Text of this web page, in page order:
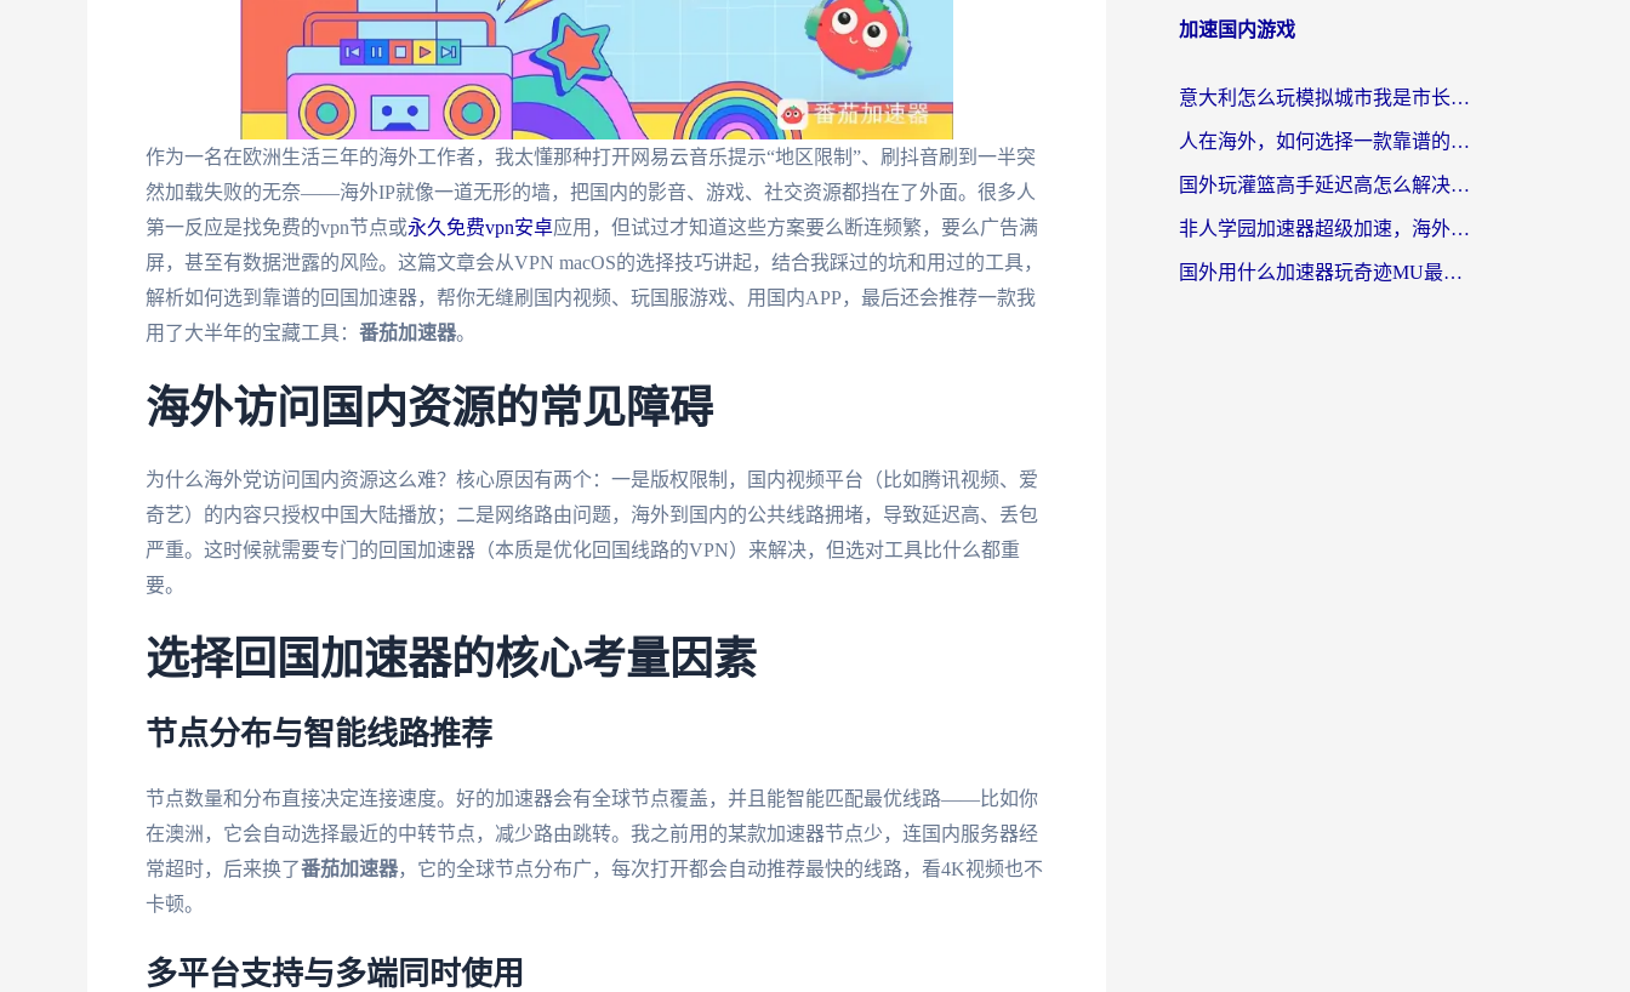
作为一名在欧洲生活三年的海外工作者，我太懂那种打开网易云音乐提示“地区限制”、刷抖音刷到一半突
然加载失败的无奈——海外IP就像一道无形的墙，把国内的影音、游戏、社交资源都挡在了外面。很多人
第一反应是找免费的vpn节点或永久免费vpn安卓应用，但试过才知道这些方案要么断连频繁，要么广告满
屏，甚至有数据泄露的风险。这篇文章会从VPN macOS的选择技巧讲起，结合我踩过的坑和用过的工具，
解析如何选到靠谱的回国加速器，帮你无缝刷国内视频、玩国服游戏、用国内APP，最后还会推荐一款我
用了大半年的宝藏工具： 番茄加速器。
海外访问国内资源的常见障碍
为什么海外党访问国内资源这么难？核心原因有两个：一是版权限制，国内视频平台（比如腾讯视频、爱
奇艺）的内容只授权中国大陆播放；二是网络路由问题，海外到国内的公共线路拥堵，导致延迟高、丢包
严重。这时候就需要专门的回国加速器（本质是优化回国线路的VPN）来解决，但选对工具比什么都重
要。
选择回国加速器的核心考量因素
节点分布与智能线路推荐
节点数量和分布直接决定连接速度。好的加速器会有全球节点覆盖，并且能智能匹配最优线路——比如你
在澳洲，它会自动选择最近的中转节点，减少路由跳转。我之前用的某款加速器节点少，连国内服务器经
常超时，后来换了番茄加速器，它的全球节点分布广，每次打开都会自动推荐最快的线路，看4K视频也不
卡顿。
多平台支持与多端同时使用
加速国内游戏
意大利怎么玩模拟城市我是市长？海外党国服游戏加速终极攻略（附三国3量子特攻解决办法）
人在海外，如何选择一款靠谱的玩剑灵2加速器？
国外玩灌篮高手延迟高怎么解决？海外玩家国服游戏加速终极指南
非人学园加速器超级加速，海外玩家重返国服的通行证
国外用什么加速器玩奇迹MU最好？2026海外玩家国服游戏加速全攻略